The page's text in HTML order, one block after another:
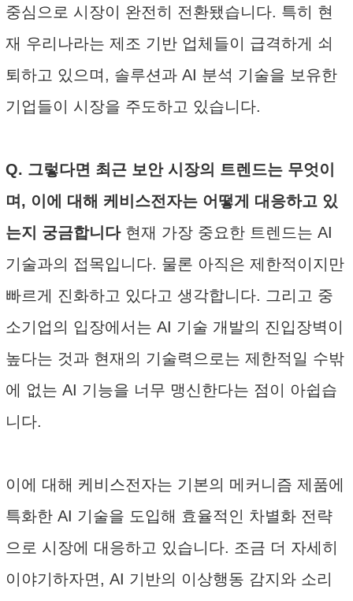
중심으로 시장이 완전히 전환됐습니다. 특히 현
재 우리나라는 제조 기반 업체들이 급격하게 쇠
퇴하고 있으며, 솔루션과 AI 분석 기술을 보유한
기업들이 시장을 주도하고 있습니다.
Q. 그렇다면 최근 보안 시장의 트렌드는 무엇이
며, 이에 대해 케비스전자는 어떻게 대응하고 있
는지 궁금합니다현재 가장 중요한 트렌드는 AI
기술과의 접목입니다. 물론 아직은 제한적이지만
빠르게 진화하고 있다고 생각합니다. 그리고 중
소기업의 입장에서는 AI 기술 개발의 진입장벽이
높다는 것과 현재의 기술력으로는 제한적일 수밖
에 없는 AI 기능을 너무 맹신한다는 점이 아쉽습
니다.
이에 대해 케비스전자는 기본의 메커니즘 제품에
특화한 AI 기술을 도입해 효율적인 차별화 전략
으로 시장에 대응하고 있습니다. 조금 더 자세히
이야기하자면, AI 기반의 이상행동 감지와 소리